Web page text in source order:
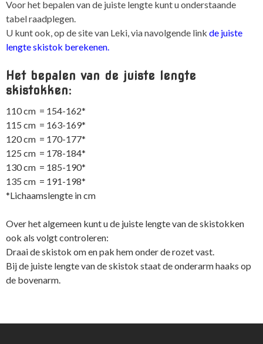
Voor het bepalen van de juiste lengte kunt u onderstaande
tabel raadplegen.
U kunt ook, op de site van Leki, via navolgende link de juiste
lengte skistok berekenen.
Het bepalen van de juiste lengte
skistokken:
110 cm = 154-162*
115 cm = 163-169*
120 cm = 170-177*
125 cm = 178-184*
130 cm = 185-190*
135 cm = 191-198*
*Lichaamslengte in cm
Over het algemeen kunt u de juiste lengte van de skistokken
ook als volgt controleren:
Draai de skistok om en pak hem onder de rozet vast.
Bij de juiste lengte van de skistok staat de onderarm haaks op
de bovenarm.